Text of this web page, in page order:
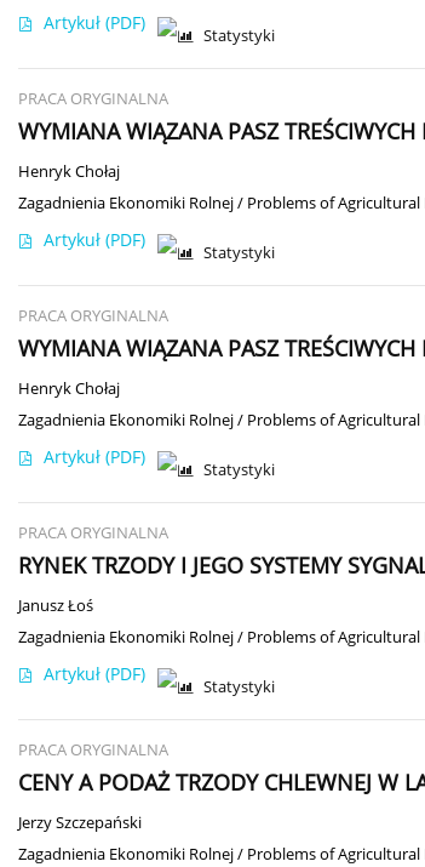
Artykuł (PDF)
Statystyki
PRACA ORYGINALNA
WYMIANA WIĄZANA PASZ
Henryk Chołaj
Zagadnienia Ekonomiki Rolnej / Problems of Agricultural
Artykuł (PDF)
Statystyki
PRACA ORYGINALNA
WYMIANA WIĄZANA PASZ
Henryk Chołaj
Zagadnienia Ekonomiki Rolnej / Problems of Agricultural
Artykuł (PDF)
Statystyki
PRACA ORYGINALNA
RYNEK TRZODY I JEGO SYSTEMY
Janusz Łoś
Zagadnienia Ekonomiki Rolnej / Problems of Agricultural
Artykuł (PDF)
Statystyki
PRACA ORYGINALNA
CENY A PODAŻ TRZODY CHLEWNEJ W
Jerzy Szczepański
Zagadnienia Ekonomiki Rolnej / Problems of Agricultural